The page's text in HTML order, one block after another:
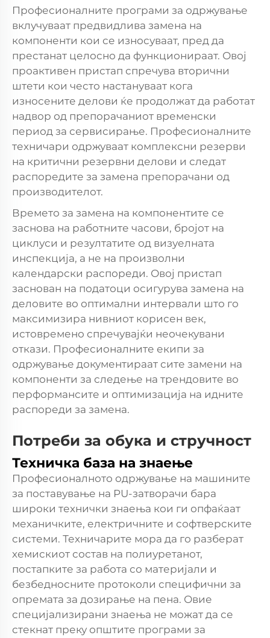
Професионалните програми за одржување
вклучуваат предвидлива замена на
компоненти кои се износуваат, пред да
престанат целосно да функционираат. Овој
проактивен пристап спречува вторични
штети кои често настануваат кога
износените делови ќе продолжат да работат
надвор од препорачаниот временски
период за сервисирање. Професионалните
техничари одржуваат комплексни резерви
на критични резервни делови и следат
распоредите за замена препорачани од
производителот.
Времето за замена на компонентите се
заснова на работните часови, бројот на
циклуси и резултатите од визуелната
инспекција, а не на произволни
календарски распореди. Овој пристап
заснован на податоци осигурува замена на
деловите во оптимални интервали што го
максимизира нивниот корисен век,
истовремено спречувајќи неочекувани
откази. Професионалните екипи за
одржување документираат сите замени на
компоненти за следење на трендовите во
перформансите и оптимизација на идните
распореди за замена.
Потреби за обука и стручност
Техничка база на знаење
Професионалното одржување на машините
за поставување на PU-затворачи бара
широки технички знаења кои ги опфаќаат
механичките, електричните и софтверските
системи. Техничарите мора да го разберат
хемискиот состав на полиуретанот,
постапките за работа со материјали и
безбедносните протоколи специфични за
опремата за дозирање на пена. Овие
специјализирани знаења не можат да се
стекнат преку општите програми за